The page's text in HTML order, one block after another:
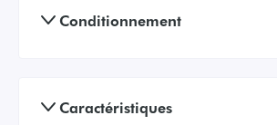
Conditionnement
Caractéristiques